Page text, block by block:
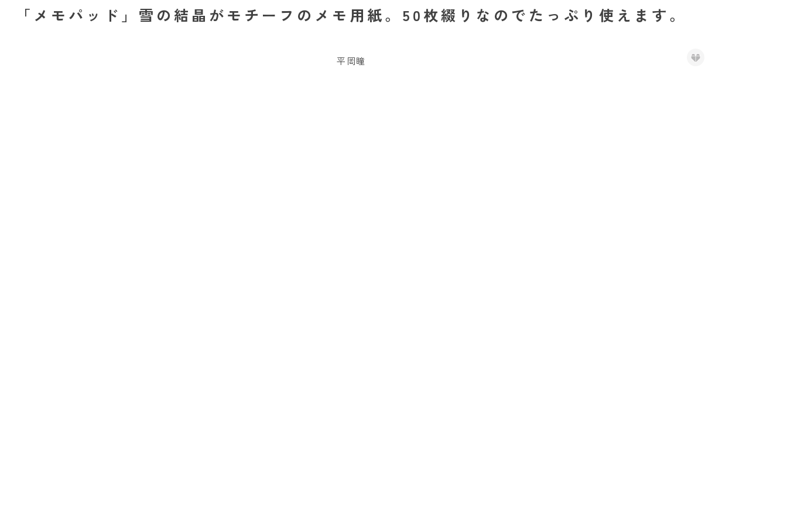
「メモパッド」雪の結晶がモチーフのメモ用紙。50枚綴りなのでたっぷり使えます。
平岡瞳